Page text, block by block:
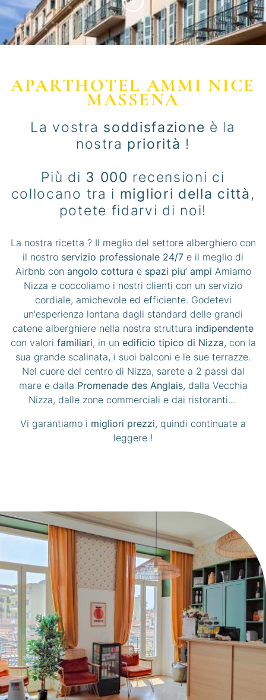
SCOPRI
APARTHOTEL AMMI NICE
MASSENA
La vostra soddisfazione è la
nostra priorità !
Più di 3 000 recensioni ci
collocano tra i migliori della città,
potete fidarvi di noi!
La nostra ricetta ? Il meglio del settore alberghiero con
il nostro servizio professionale 24/7 e il meglio di
Airbnb con angolo cottura e spazi piu’ ampi Amiamo
Nizza e coccoliamo i nostri clienti con un servizio
cordiale, amichevole ed efficiente. Godetevi
un'esperienza lontana dagli standard delle grandi
catene alberghiere nella nostra struttura indipendente
con valori familiari, in un edificio tipico di Nizza, con la
sua grande scalinata, i suoi balconi e le sue terrazze.
Nel cuore del centro di Nizza, sarete a 2 passi dal
mare e dalla Promenade des Anglais, dalla Vecchia
Nizza, dalle zone commerciali e dai ristoranti...
Vi garantiamo i migliori prezzi, quindi continuate a
leggere !